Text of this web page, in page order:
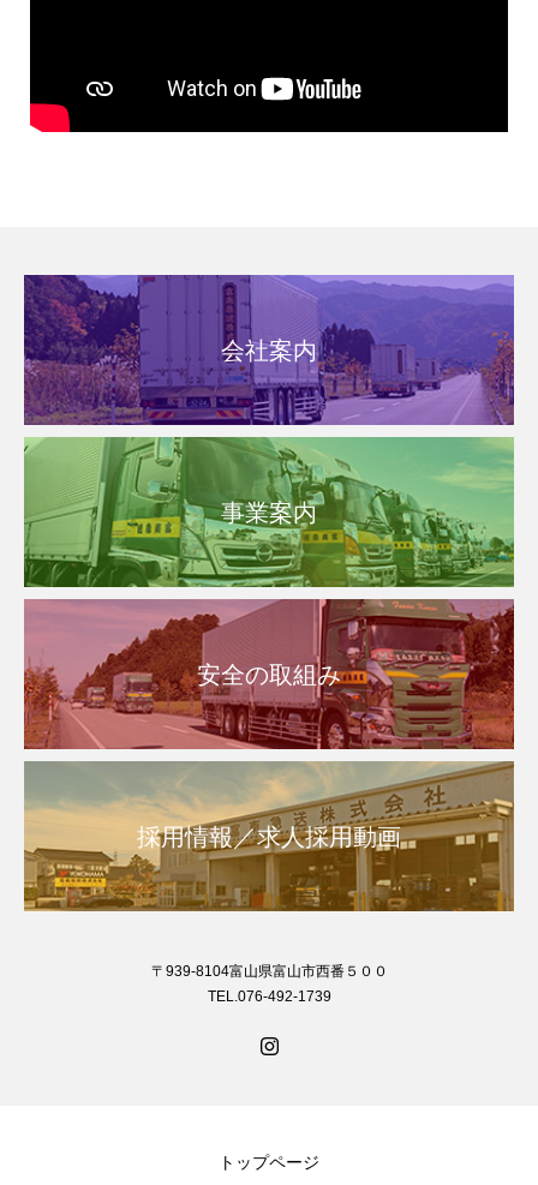
会社案内
事業案内
安全の取組み
採用情報／求人採用動画
〒939-8104富山県富山市西番５００
TEL.076-492-1739
トップページ